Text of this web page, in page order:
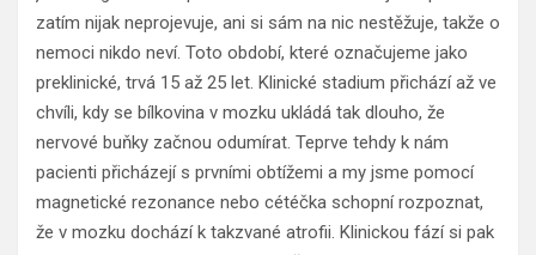
zatím nijak neprojevuje, ani si sám na nic nestěžuje, takže o
nemoci nikdo neví. Toto období, které označujeme jako
preklinické, trvá 15 až 25 let. Klinické stadium přichází až ve
chvíli, kdy se bílkovina v mozku ukládá tak dlouho, že
nervové buňky začnou odumírat. Teprve tehdy k nám
pacienti přicházejí s prvními obtížemi a my jsme pomocí
magnetické rezonance nebo cétéčka schopní rozpoznat,
že v mozku dochází k takzvané atrofii. Klinickou fází si pak